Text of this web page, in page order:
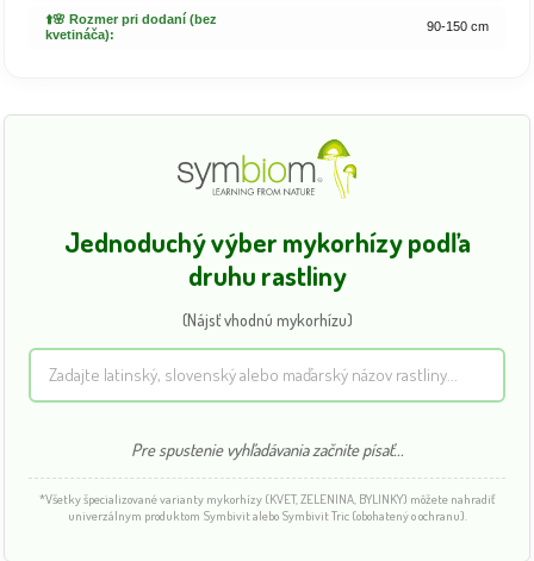
⬆️🌸 Rozmer pri dodaní (bez
kvetináča):
90-150 cm
Jednoduchý výber mykorhízy podľa
druhu rastliny
(Nájsť vhodnú mykorhízu)
Pre spustenie vyhľadávania začnite písať...
*Všetky špecializované varianty mykorhízy (KVET, ZELENINA, BYLINKY) môžete nahradiť
univerzálnym produktom Symbivit alebo Symbivit Tric (obohatený o ochranu).